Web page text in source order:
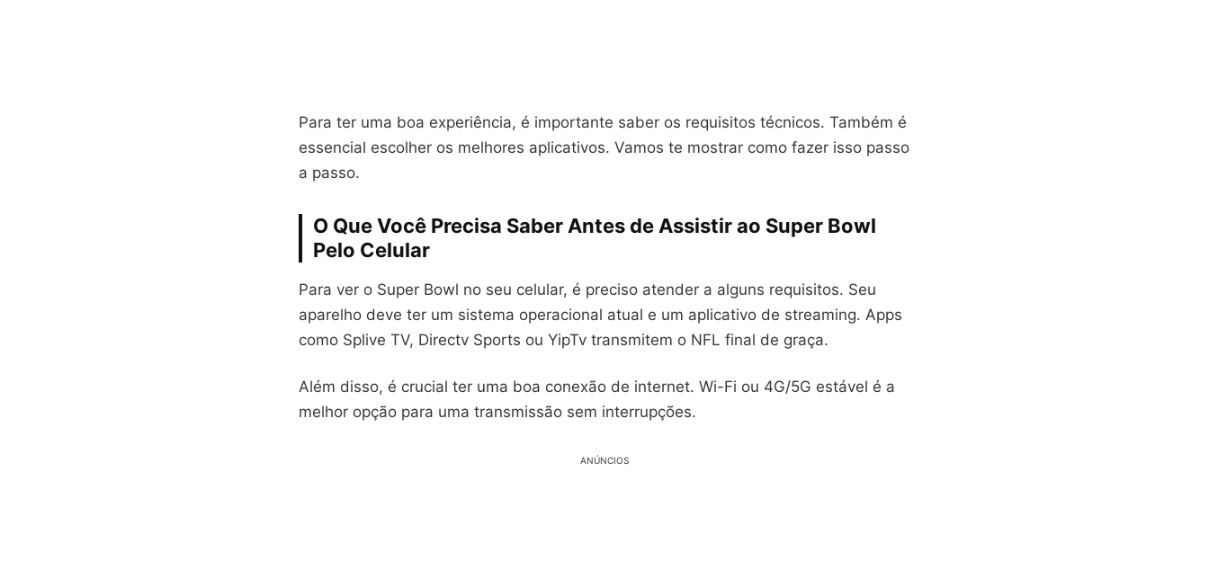
Para ter uma boa experiência, é importante saber os requisitos técnicos. Também é
essencial escolher os melhores aplicativos. Vamos te mostrar como fazer isso passo
a passo.
O Que Você Precisa Saber Antes de Assistir ao Super Bowl
Pelo Celular
Para ver o Super Bowl no seu celular, é preciso atender a alguns requisitos. Seu
aparelho deve ter um sistema operacional atual e um aplicativo de streaming. Apps
como Splive TV, Directv Sports ou YipTv transmitem o NFL final de graça.
Além disso, é crucial ter uma boa conexão de internet. Wi-Fi ou 4G/5G estável é a
melhor opção para uma transmissão sem interrupções.
ANÚNCIOS